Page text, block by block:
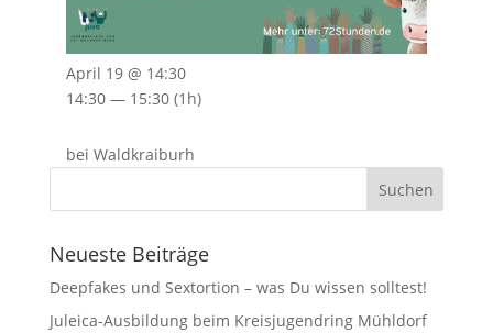
bei Waldkraiburh
April 19 @ 14:30
14:30 — 15:30 (1h)
Neueste Beiträge
Deepfakes und Sextortion – was Du wissen solltest!
Juleica-Ausbildung beim Kreisjugendring Mühldorf